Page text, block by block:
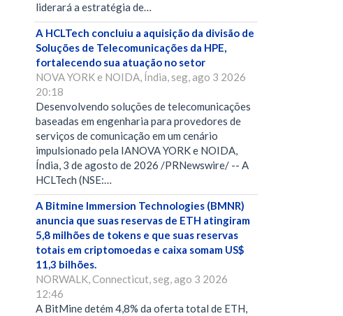
liderará a estratégia de…
A HCLTech concluiu a aquisição da divisão de
Soluções de Telecomunicações da HPE,
fortalecendo sua atuação no setor
NOVA YORK e NOIDA, Índia, seg, ago 3 2026
20:18
Desenvolvendo soluções de telecomunicações
baseadas em engenharia para provedores de
serviços de comunicação em um cenário
impulsionado pela IANOVA YORK e NOIDA,
Índia, 3 de agosto de 2026 /PRNewswire/ -- A
HCLTech (NSE:…
A Bitmine Immersion Technologies (BMNR)
anuncia que suas reservas de ETH atingiram
5,8 milhões de tokens e que suas reservas
totais em criptomoedas e caixa somam US$
11,3 bilhões.
NORWALK, Connecticut, seg, ago 3 2026
12:46
A BitMine detém 4,8% da oferta total de ETH,